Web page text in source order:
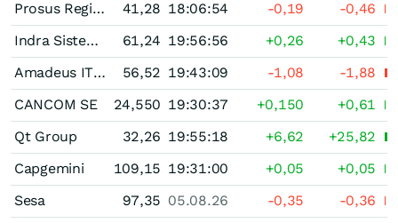
Prosus Registered (N)
41,28 18:06:54 -0,19
-0,46
Indra Sistemas (A)
61,24 19:56:56 +0,26
+0,43
Amadeus IT Group (A)
56,52 19:43:09 -1,08
-1,88
CANCOM SE
24,550 19:30:37 +0,150
+0,61
Qt Group
32,26 19:55:18 +6,62
+25,82
Capgemini
109,15 19:31:00 +0,05
+0,05
Sesa
97,35 05.08.26 -0,35
-0,36